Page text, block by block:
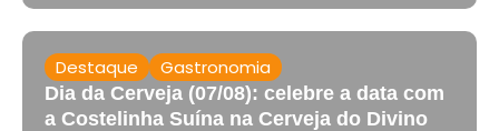
Destaque Gastronomia
Dia da Cerveja (07/08): celebre a data com
a Costelinha Suína na Cerveja do Divino